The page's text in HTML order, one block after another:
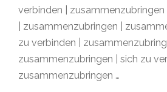
verbinden |
| zusammenzubringen |
zu verbinden |
zusammenzubringen | sich zu
zusammenzubringen …